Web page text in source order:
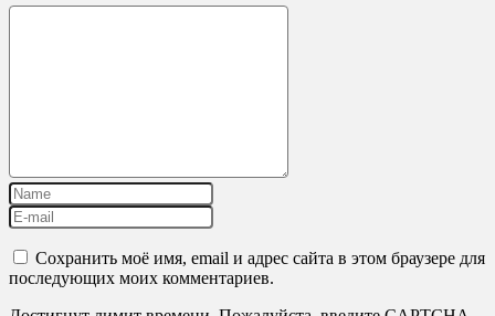
Сохранить моё имя, email и адрес сайта в этом браузере для
последующих моих комментариев.